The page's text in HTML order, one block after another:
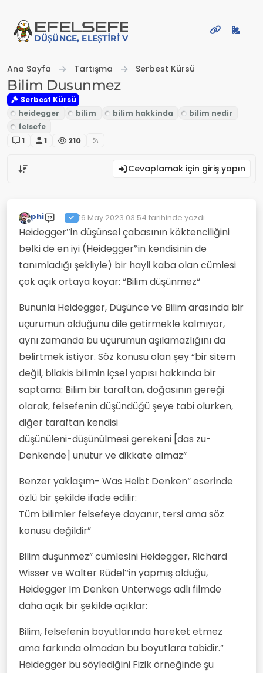
EFELSEFE
DÜŞÜNCE, ELEŞTIRI VE PAYLAŞIM PLATFORMU
Ana Sayfa Tartışma Serbest Kürsü
Bilim Dusunmez
Serbest Kürsü
1 1 210
Cevaplamak için giriş yapın
Çevrimdışı
phi 16 May 2023 03:54 tarihinde yazdı
Son düzenleyen:
Heidegger‟in düşünsel çabasının köktenciliğini
belki de en iyi (Heidegger‟in kendisinin de
tanımladığı şekliyle) bir hayli kaba olan cümlesi
çok açık ortaya koyar: “Bilim düşünmez“
Bununla Heidegger, Düşünce ve Bilim arasında bir
uçurumun olduğunu dile getirmekle kalmıyor,
aynı zamanda bu uçurumun aşılamazlığını da
belirtmek istiyor. Söz konusu olan şey “bir sitem
değil, bilakis bilimin içsel yapısı hakkında bir
saptama: Bilim bir taraftan, doğasının gereği
olarak, felsefenin düşündüğü şeye tabi olurken,
diğer taraftan kendisi
düşünüleni-düşünülmesi gerekeni [das zu-
Denkende] unutur ve dikkate almaz”
Benzer yaklaşım- Was Heibt Denken“ eserinde
özlü bir şekilde ifade edilir:
Tüm bilimler felsefeye dayanır, tersi ama söz
konusu değildir”
Bilim düşünmez” cümlesini Heidegger, Richard
Wisser ve Walter Rüdel‟in yapmış olduğu,
Heidegger Im Denken Unterwegs adlı filmde
daha açık bir şekilde açıklar:
Bilim, felsefenin boyutlarında hareket etmez
ama farkında olmadan bu boyutlara tabidir.”
Heidegger bu söylediğini Fizik örneğinde şu